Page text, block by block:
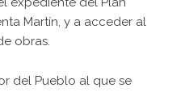
Martín, y a acceder al
obras.
del Pueblo al que se